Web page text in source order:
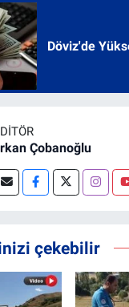
Döviz'de
Çobanoğlu
çekebilir